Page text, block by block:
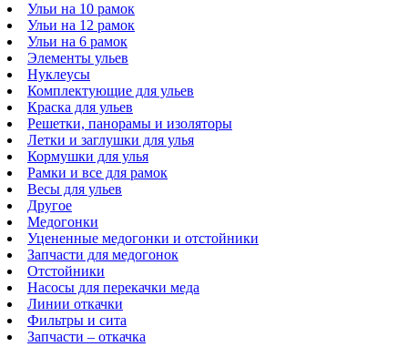
Ульи на 10 рамок
Ульи на 12 рамок
Ульи на 6 рамок
Элементы ульев
Нуклеусы
Комплектующие для ульев
Краска для ульев
Решетки, панорамы и изоляторы
Летки и заглушки для улья
Кормушки для улья
Рамки и все для рамок
Весы для ульев
Другое
Медогонки
Уцененные медогонки и отстойники
Запчасти для медогонок
Отстойники
Насосы для перекачки меда
Линии откачки
Фильтры и сита
Запчасти – откачка